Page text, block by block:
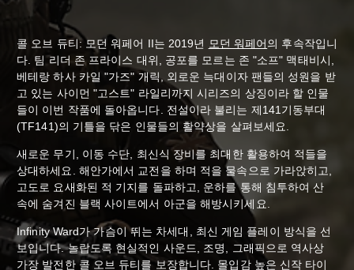
콜 오브 듀티: 모던 워페어 II는 2019년 모던 워페어의 후속작입니
다. 팀 리더 존 프라이스 대위, 공포를 모르는 존 "소프" 맥태비시,
베테랑 하사 카일 "가즈" 개릭, 외로운 늑대이자 팬들의 성원을 받
고 있는 사이먼 "고스트" 라일리까지 시리즈의 상징이라 할 인물
들이 이번 작품에 돌아옵니다. 전설이라 불리는 제141기동부대
(TF141)의 기틀을 닦은 인물들의 활약상을 살펴보세요.
새로운 무기, 이동 수단, 최신식 장비를 최대한 활용하여 적들을
상대하세요. 해안가에서 교전을 하며 적을 물속으로 가라앉히고,
고도로 요새화된 적 기지를 돌파하고, 운하를 통해 침투하여 산
속에 숨겨진 블랙 사이트에서 아군을 해방시키세요.
Infinity Ward가 가슴이 뛰는 차세대, 최신 게임 플레이 방식을 선
보입니다. 놀랍도록 현실적인 사운드, 조명, 그래픽으로 역사상
가장 발전한 콜 오브 듀티를 보장합니다. 몰입감 높은 신작 타이